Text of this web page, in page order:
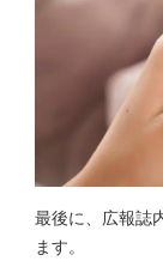
最後に、広報誌
ます。